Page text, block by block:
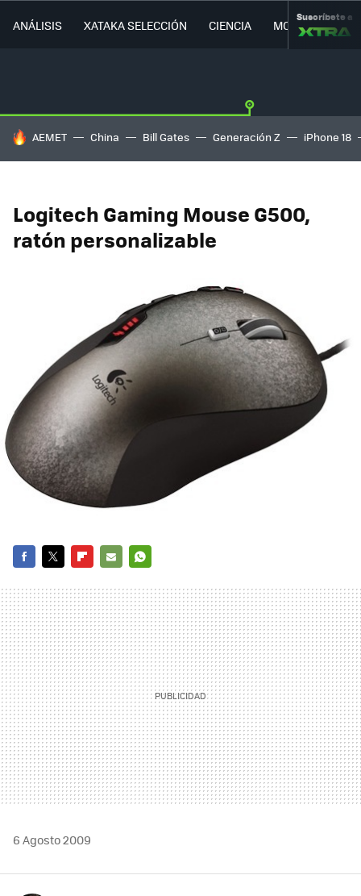
ANÁLISIS XATAKA SELECCIÓN CIENCIA MOVILIDAD
Suscríbete a
HOY SE HABLA DE
AEMET China Bill Gates Generación Z iPhone 18
Logitech Gaming Mouse G500,
ratón personalizable
MAIL
6 Agosto 2009